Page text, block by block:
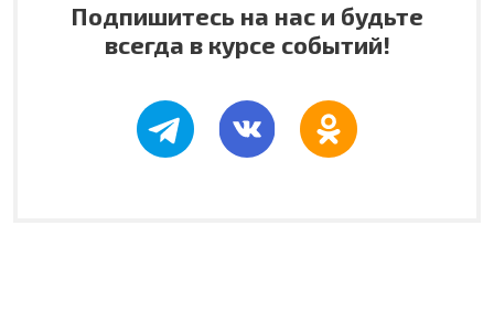
Подпишитесь на нас и будьте
всегда в курсе событий!